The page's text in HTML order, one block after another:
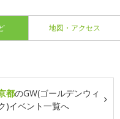
地図・アクセス
都のGW(ゴールデンウィ
)イベント一覧へ